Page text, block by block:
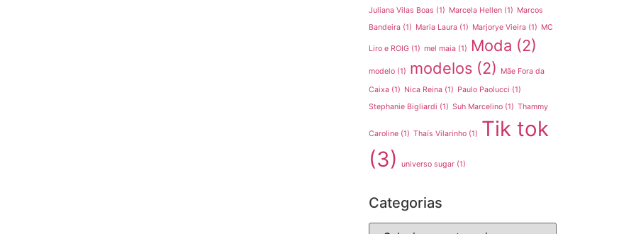
Juliana Vilas Boas (1) Marcela Hellen (1) Marcos
Bandeira (1) Maria Laura (1) Marjorye Vieira (1) MC
Liro e ROIG (1) mel maia (1) Moda (2)
modelo (1) modelos (2)
Mãe Fora da
Caixa (1) Nica Reina (1) Paulo Paolucci (1)
Stephanie Bigliardi (1) Suh Marcelino (1) Thammy
Caroline (1) Thaís Vilarinho (1) Tik tok
(3)
universo sugar (1)
Categorias